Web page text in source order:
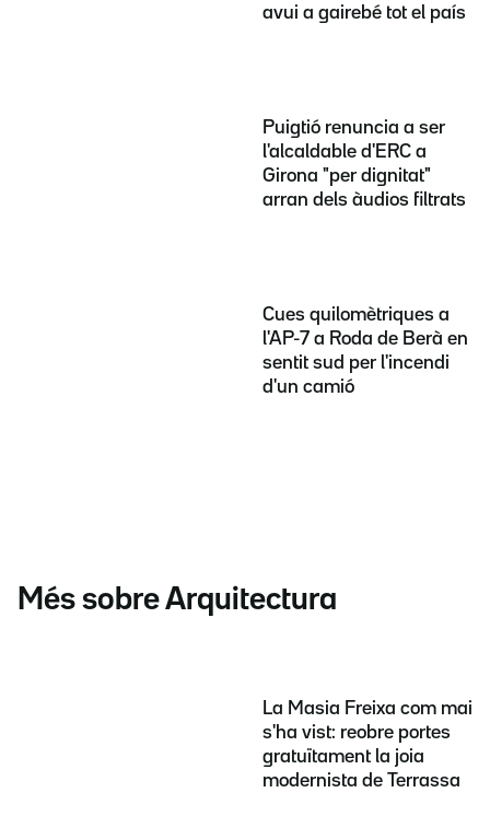
avui a gairebé tot el país
Puigtió renuncia a ser
l'alcaldable d'ERC a
Girona "per dignitat"
arran dels àudios filtrats
Cues quilomètriques a
l'AP-7 a Roda de Berà en
sentit sud per l'incendi
d'un camió
Més sobre Arquitectura
La Masia Freixa com mai
s'ha vist: reobre portes
gratuïtament la joia
modernista de Terrassa